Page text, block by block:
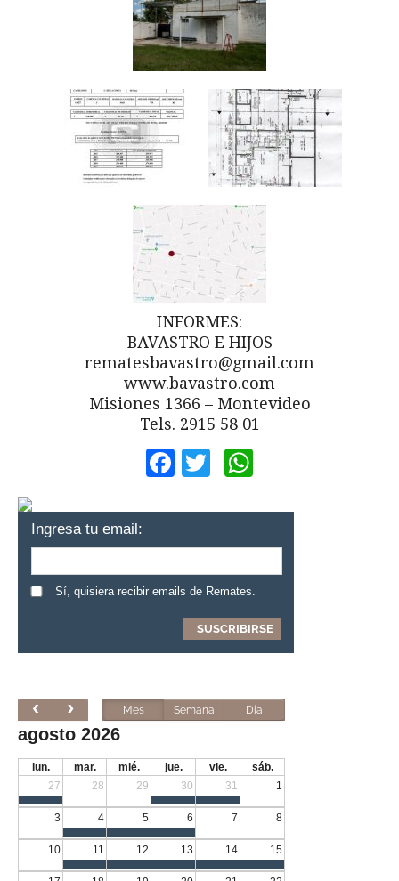
INFORMES:
BAVASTRO E HIJOS
rematesbavastro@gmail.com
www.bavastro.com
Misiones 1366 – Montevideo
Tels. 2915 58 01
Facebook
Twitter
Ingresa tu email:
Sí, quisiera recibir emails de Remates.
Mes Semana Día
agosto 2026
lun. mar. mié. jue. vie.
sáb.
27
28 29 30 31 1
3 4 5 6 7 8
10 11 12 13 14 15